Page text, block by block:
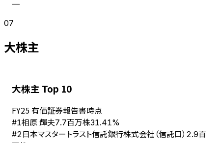
—
07
大株主
大株主 Top 10
FY25 有価証券報告書時点
#1相原 輝夫7.7百万株31.41%
#2 日本マスタートラスト信託銀行株式会社（信託口） 2.9百